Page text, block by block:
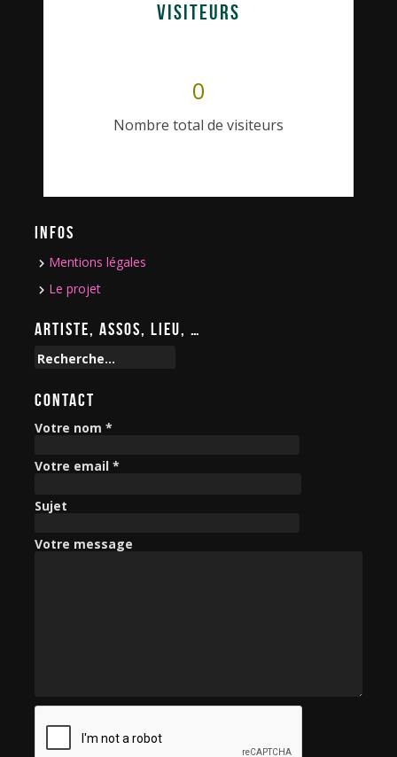
VISITEURS
0
Nombre total de visiteurs
INFOS
Mentions légales
Le projet
ARTISTE, ASSOS, LIEU, …
R
c
h
e
c
r
:
CONTACT
Votre nom *
Votre email *
Sujet
Votre message